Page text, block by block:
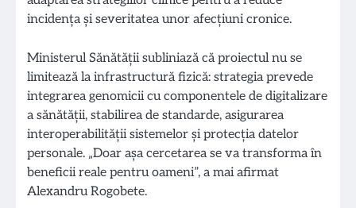
incidența și severitatea unor afecțiuni cronice.
Ministerul Sănătății subliniază că proiectul nu se
limitează la infrastructură fizică: strategia prevede
integrarea genomicii cu componentele de digitalizare
a sănătății, stabilirea de standarde, asigurarea
interoperabilității sistemelor și protecția datelor
personale. „Doar așa cercetarea se va transforma în
beneficii reale pentru oameni”, a mai afirmat
Alexandru Rogobete.